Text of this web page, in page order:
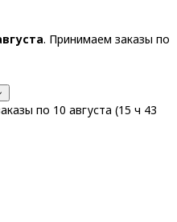
. Принимаем заказы по
по 10 августа (15 ч 43